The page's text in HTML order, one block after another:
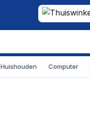
Huishouden Computer